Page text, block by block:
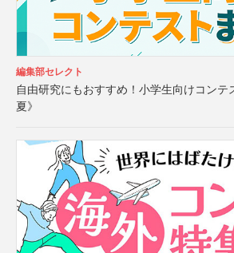
編集部セレクト
自由研究にもおすすめ！小学生向けコンテ
夏》